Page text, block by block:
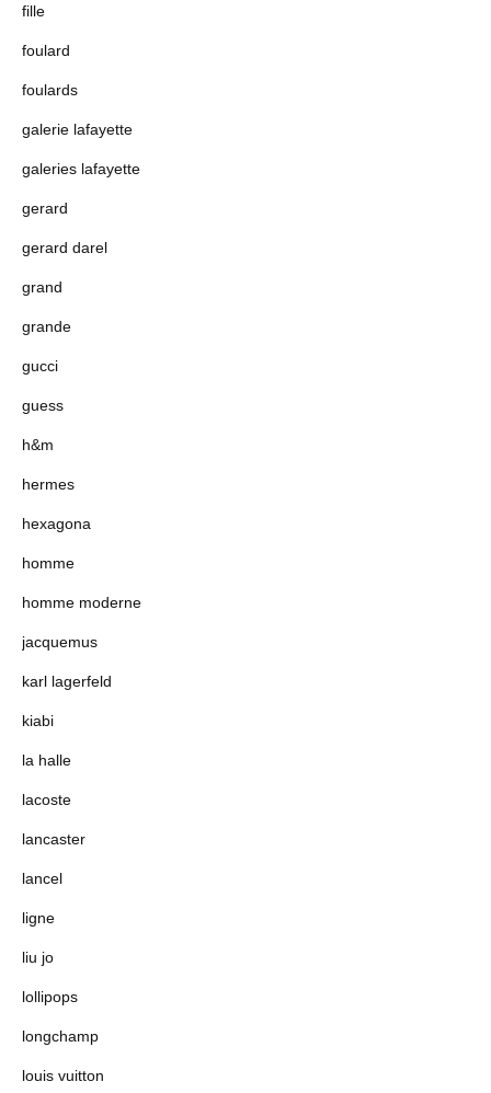
fille
foulard
foulards
galerie lafayette
galeries lafayette
gerard
gerard darel
grand
grande
gucci
guess
h&m
hermes
hexagona
homme
homme moderne
jacquemus
karl lagerfeld
kiabi
la halle
lacoste
lancaster
lancel
ligne
liu jo
lollipops
longchamp
louis vuitton